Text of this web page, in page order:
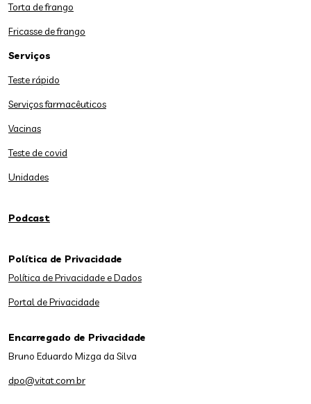
Torta de frango
Fricasse de frango
Serviços
Teste rápido
Serviços farmacêuticos
Vacinas
Teste de covid
Unidades
Podcast
Política de Privacidade
Política de Privacidade e Dados
Portal de Privacidade
Encarregado de Privacidade
Bruno Eduardo Mizga da Silva
dpo@vitat.com.br